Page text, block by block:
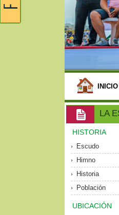
INICIO
LA
HISTORIA
Escudo
Himno
Historia
Población
UBICACIÓN